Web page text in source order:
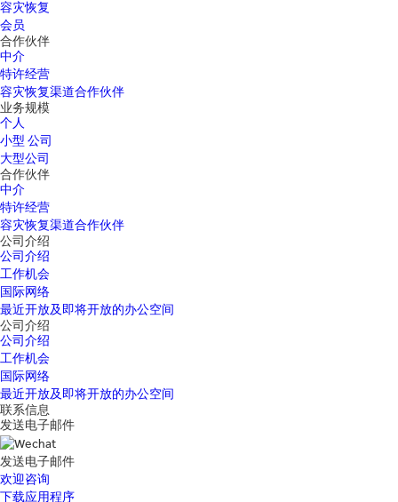
容灾恢复
会员
合作伙伴
中介
特许经营
容灾恢复渠道合作伙伴
业务规模
个人
小型 公司
大型公司
合作伙伴
中介
特许经营
容灾恢复渠道合作伙伴
公司介绍
公司介绍
工作机会
国际网络
最近开放及即将开放的办公空间
公司介绍
公司介绍
工作机会
国际网络
最近开放及即将开放的办公空间
联系信息
发送电子邮件
发送电子邮件
欢迎咨询
下载应用程序